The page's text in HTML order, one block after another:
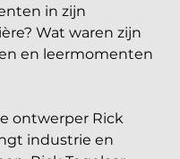
in zijn
Wat waren zijn
en leermomenten
ontwerper Rick
industrie en